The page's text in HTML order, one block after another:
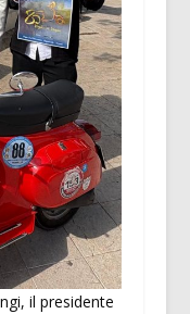
il presidente